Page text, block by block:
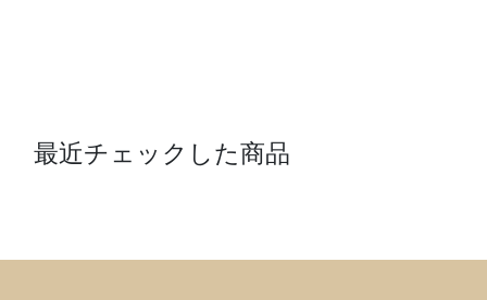
最近チェックした商品